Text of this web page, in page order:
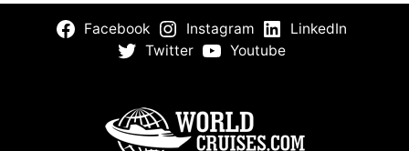
Facebook Instagram
LinkedIn
Twitter
Youtube